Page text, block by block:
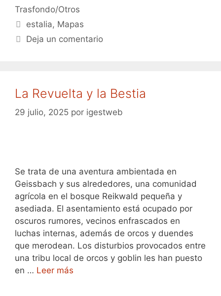
Trasfondo/Otros
Etiquetas
estalia, Mapas
Deja un comentario
La Revuelta y la Bestia
29 julio, 2025 por igestweb
Se trata de una aventura ambientada en
Geissbach y sus alrededores, una comunidad
agrícola en el bosque Reikwald pequeña y
asediada. El asentamiento está ocupado por
oscuros rumores, vecinos enfrascados en
luchas internas, además de orcos y duendes
que merodean. Los disturbios provocados entre
una tribu local de orcos y goblin les han puesto
en … Leer más